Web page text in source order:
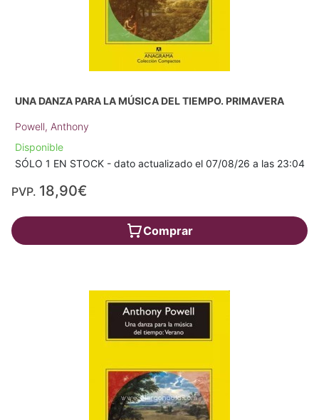
UNA DANZA PARA LA MÚSICA DEL TIEMPO. PRIMAVERA
Powell, Anthony
Disponible
SÓLO 1 EN STOCK - dato actualizado el 07/08/26 a las 23:04
PVP. 18,90€
Comprar